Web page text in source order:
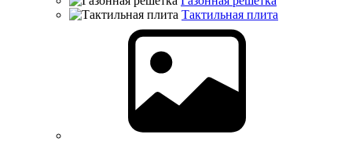
Тактильная плита